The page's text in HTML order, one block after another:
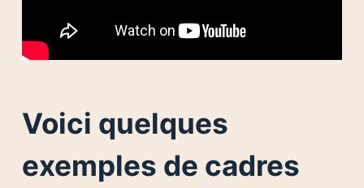
Voici quelques
exemples de cadres